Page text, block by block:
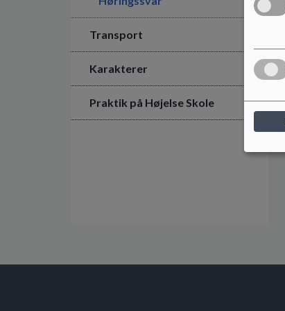
Transport
Karakterer
Praktik på Højelse Skole